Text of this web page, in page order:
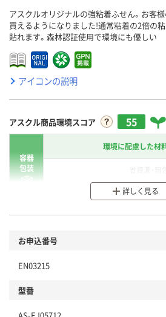
アスクルオリジナルの強粘着ふせん。お客
買えるようになりました!通常粘着の2倍の
貼れます。森林認証使用で環境にも優しい
アイコンの説明
アスクル商品環境スコア 55
容器
包装
環境に配慮した材
分別・リサイクルし
商品
本体
詳しく見る
お申込番号
EN03215
型番